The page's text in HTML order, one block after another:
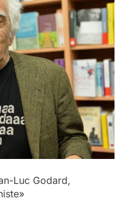
Luc Godard,